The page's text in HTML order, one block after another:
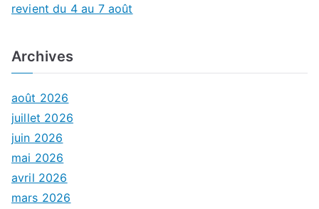
revient du 4 au 7 août
Archives
août 2026
juillet 2026
juin 2026
mai 2026
avril 2026
mars 2026